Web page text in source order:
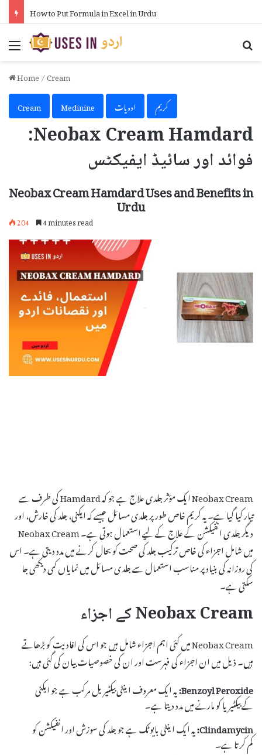
How to Put Formula in Excel in Urdu
Menu
Home/Cream
Cream
Medinine ادویات کریم
Neobax Cream Hamdard:
فوائد اور سائیڈ ایفیکٹس
Neobax Cream Hamdard Uses and Benefits in
Urdu
204 4 minutes read
Neobax Cream ایک مؤثر جلدی علاج ہے جو کہ Hamdard کی طرف سے
تیار کیا گیا ہے۔ یہ کریم خاص طور پر جلدی مسائل جیسے کہ ایکنی، جلد کی خارش، اور
دیگر جلدی انفیکشن کے علاج کے لیے استعمال ہوتی ہے۔ Neobax Cream
میں شامل اجزاء کی خاص ترکیب جلد کی صحت کو بحال کرنے میں مدد دیتی ہے۔ اس
کی روزانہ کی بنیاد پر مناسب استعمال سے جلدی مسائل میں نمایاں کمی دیکھی جا
سکتی ہے۔
Neobax Cream کے اجزاء
Neobax Cream میں کئی اہم اجزاء شامل ہیں جو اس کی افادیت کو بڑھاتے
ہیں۔ ذیل میں ان اجزاء کی فہرست اور ان کی خصوصیات بیان کی گئی ہیں:
Benzoyl Peroxide:یہ ایک معروف اینٹی بیکٹیریل مرکب ہے جو ایکنی
کے بیکٹیریا کو مارنے میں مدد دیتا ہے۔
Clindamycin:یہ ایک اینٹی بایوٹک ہے جو جلد کی سوزش اور انفیکشن کو
کم کرتا ہے۔